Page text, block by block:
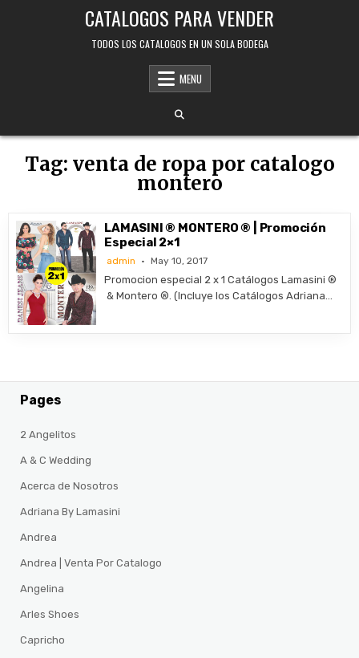
CATALOGOS PARA VENDER
TODOS LOS CATALOGOS EN UN SOLA BODEGA
MENU
Tag: venta de ropa por catalogo
montero
LAMASINI ® MONTERO ® | Promoción
Especial 2×1
admin May 10, 2017
Promocion especial 2 x 1 Catálogos Lamasini ®
& Montero ®. (Incluye los Catálogos Adriana…
Pages
2 Angelitos
A & C Wedding
Acerca de Nosotros
Adriana By Lamasini
Andrea
Andrea | Venta Por Catalogo
Angelina
Arles Shoes
Capricho